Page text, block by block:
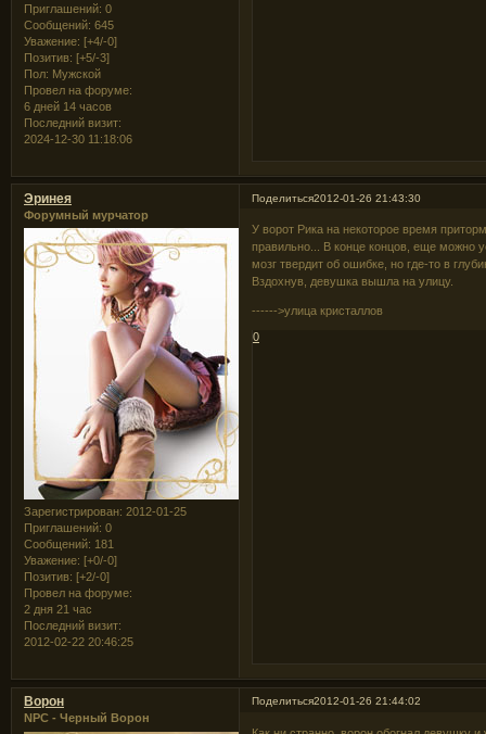
Приглашений: 0
Сообщений: 645
Уважение: [+4/-0]
Позитив: [+5/-3]
Пол: Мужской
Провел на форуме:
6 дней 14 часов
Последний визит:
2024-12-30 11:18:06
Поделиться2012-01-26 21:43:30
Эринея
Форумный мурчатор
Зарегистрирован: 2012-01-25
Приглашений: 0
Сообщений: 181
Уважение: [+0/-0]
Позитив: [+2/-0]
Провел на форуме:
2 дня 21 час
Последний визит:
2012-02-22 20:46:25
У ворот Рика на некоторое время
правильно... В конце концов, еще можно
мозг твердит об ошибке, но где-то в
Вздохнув, девушка вышла на улицу.
------>улица кристаллов
0
Поделиться2012-01-26 21:44:02
Ворон
NPC - Черный Ворон